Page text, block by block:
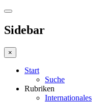
Sidebar
×
Start
Suche
Rubriken
Internationales